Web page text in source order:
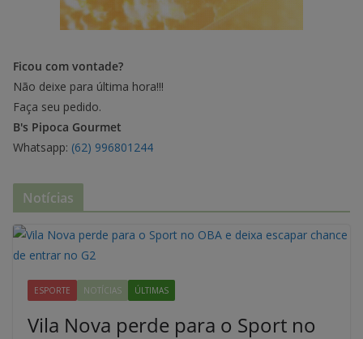
Ficou com vontade?
Não deixe para última hora!!!
Faça seu pedido.
B's Pipoca Gourmet
Whatsapp: (62) 996801244
Notícias
ESPORTE NOTÍCIAS ÚLTIMAS
Vila Nova perde para o Sport no